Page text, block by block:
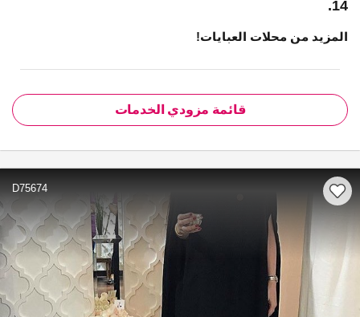
14.
المزيد من محلات العبايات!
قائمة مزودي الخدمات
D75674